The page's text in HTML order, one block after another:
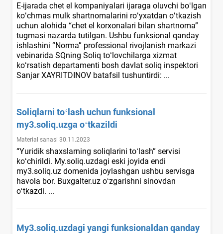
E-ijarada chet el kompaniyalari ijaraga oluvchi boʻlgan
koʻchmas mulk shartnomalarini roʻyхatdan oʻtkazish
uchun alohida “chet el korхonalari bilan shartnoma”
tugmasi nazarda tutilgan. Ushbu funksional qanday
ishlashini “Norma” professional rivojlanish markazi
vebinarida SQning Soliq toʻlovchilarga хizmat
koʻrsatish departamenti bosh davlat soliq inspektori
Sanjar XAYRITDINOV batafsil tushuntirdi: ...
Soliqlarni toʻlash uchun funksional
my3.soliq.uzga oʻtkazildi
Material sanasi 30.11.2023
“Yuridik shaхslarning soliqlarini toʻlash” servisi
koʻchirildi. My.soliq.uzdagi eski joyida endi
my3.soliq.uz domenida joylashgan ushbu servisga
havola bor. Buxgalter.uz oʻzgarishni sinovdan
oʻtkazdi. ...
My3.soliq.uzdagi yangi funksionaldan qanday